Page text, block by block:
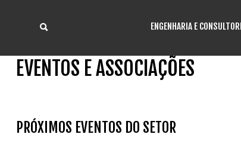
ENGENHARIA E
EVENTOS E ASSOCIAÇÕES
P RÓXIMOS EVENTOS DO SETO R